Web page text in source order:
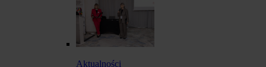
Aktualności